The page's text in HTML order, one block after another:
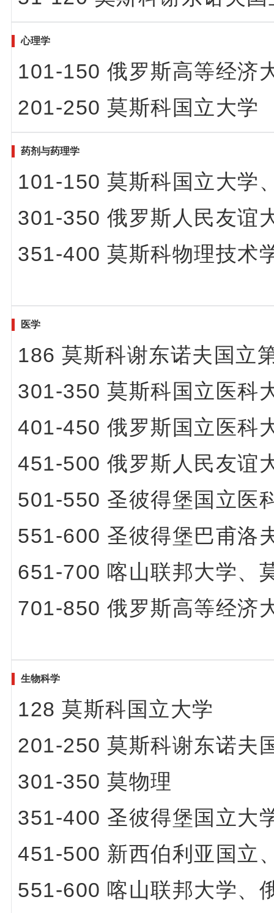
心理学
101-150 俄罗斯高等经济
201-250 莫斯科国立大学
药剂与药理学
101-150 莫斯科国立大学
301-350 俄罗斯人民友谊
351-400 莫斯科物理技术
医学
186 莫斯科谢东诺夫国立
301-350 莫斯科国立医科
401-450 俄罗斯国立医科
451-500 俄罗斯人民友谊
501-550 圣彼得堡国立医
551-600 圣彼得堡巴甫洛
651-700 喀山联邦大学、
701-850 俄罗斯高等经济
生物科学
128 莫斯科国立大学
201-250 莫斯科谢东诺夫
301-350 莫物理
351-400 圣彼得堡国立大
451-500 新西伯利亚国立
551-600 喀山联邦大学、